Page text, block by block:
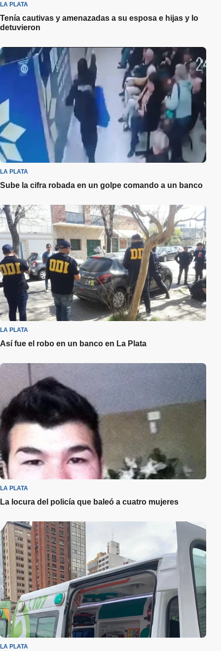
LA PLATA
Tenía cautivas y amenazadas a su esposa e hijas y lo
detuvieron
LA PLATA
Sube la cifra robada en un golpe comando a un banco
LA PLATA
Así fue el robo en un banco en La Plata
LA PLATA
La locura del policía que baleó a cuatro mujeres
LA PLATA